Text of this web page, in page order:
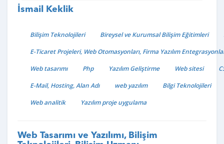
İsmail Keklik
Bilişim Teknolojileri Bireysel ve Kurumsal Bilişim Eğitimleri
E-Ticaret Projeleri, Web Otomasyonları, Firma Yazılım
Web tasarımı
Php Yazılım Geliştirme Web sitesi
E-Mail, Hosting, Alan Adı
web yazılım
Bilgi Teknolojileri
Web analitik
Yazılım proje uygulama
Web Tasarımı ve Yazılımı, Bilişim